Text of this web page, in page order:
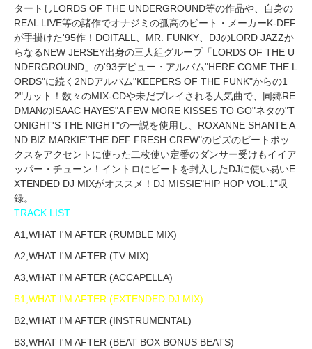
タートしLORDS OF THE UNDERGROUND等の作品や、自身の
REAL LIVE等の諸作でオナジミの孤高のビート・メーカーK-DEF
が手掛けた'95作！DOITALL、MR. FUNKY、DJのLORD JAZZか
らなるNEW JERSEY出身の三人組グループ「LORDS OF THE U
NDERGROUND」の'93デビュー・アルバム"HERE COME THE L
ORDS"に続く2NDアルバム"KEEPERS OF THE FUNK"からの1
2"カット！数々のMIX-CDや未だプレイされる人気曲で、同郷RE
DMANのISAAC HAYES"A FEW MORE KISSES TO GO"ネタの"T
ONIGHT'S THE NIGHT"の一説を使用し、ROXANNE SHANTE A
ND BIZ MARKIE"THE DEF FRESH CREW"のビズのビートボッ
クスをアクセントに使った二枚使い定番のダンサー受けもイイア
ッパー・チューン！イントロにビートを封入したDJに使い易いE
XTENDED DJ MIXがオススメ！DJ MISSIE"HIP HOP VOL.1"収
録。
TRACK LIST
A1,WHAT I'M AFTER (RUMBLE MIX)
A2,WHAT I'M AFTER (TV MIX)
A3,WHAT I'M AFTER (ACCAPELLA)
B1,WHAT I'M AFTER (EXTENDED DJ MIX)
B2,WHAT I'M AFTER (INSTRUMENTAL)
B3,WHAT I'M AFTER (BEAT BOX BONUS BEATS)